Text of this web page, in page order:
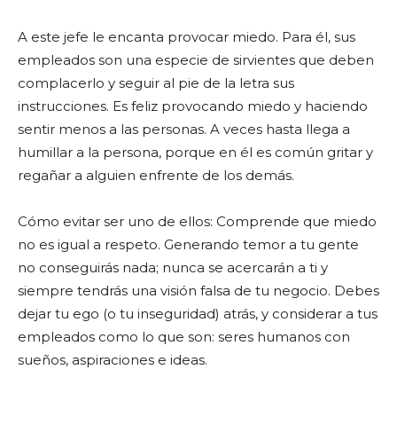
A este jefe le encanta provocar miedo. Para él, sus
empleados son una especie de sirvientes que deben
complacerlo y seguir al pie de la letra sus
instrucciones. Es feliz provocando miedo y haciendo
sentir menos a las personas. A veces hasta llega a
humillar a la persona, porque en él es común gritar y
regañar a alguien enfrente de los demás.
Cómo evitar ser uno de ellos: Comprende que miedo
no es igual a respeto. Generando temor a tu gente
no conseguirás nada; nunca se acercarán a ti y
siempre tendrás una visión falsa de tu negocio. Debes
dejar tu ego (o tu inseguridad) atrás, y considerar a tus
empleados como lo que son: seres humanos con
sueños, aspiraciones e ideas.